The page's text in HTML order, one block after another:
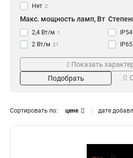
Нет 2
Макс. мощность ламп, Вт
2,4 Вт/м 1
2 Вт/м 21
3 Вт/м 7
IP54
IP65
IP67
IP20
IP44
Показать
Подобрать
Сортировать по: цене дате